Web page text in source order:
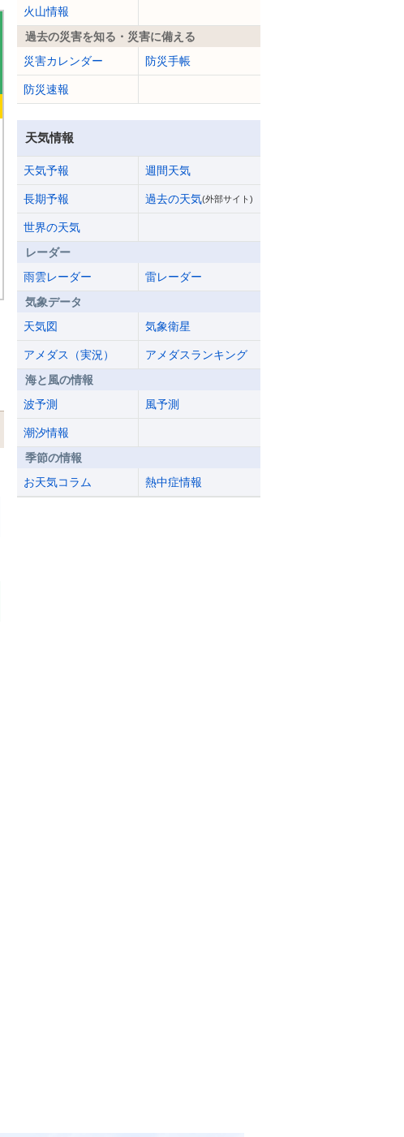
火山情報
過去の災害を知る・災害に備える
災害カレンダー
防災手帳
防災速報
天気情報
天気予報 週間天気
長期予報 過去の天気(外部サイト)
世界の天気
レーダー
雨雲レーダー
雷レーダー
気象データ
天気図
気象衛星
アメダス（実況）
アメダスランキング
海と風の情報
波予測
風予測
潮汐情報
季節の情報
お天気コラム
熱中症情報